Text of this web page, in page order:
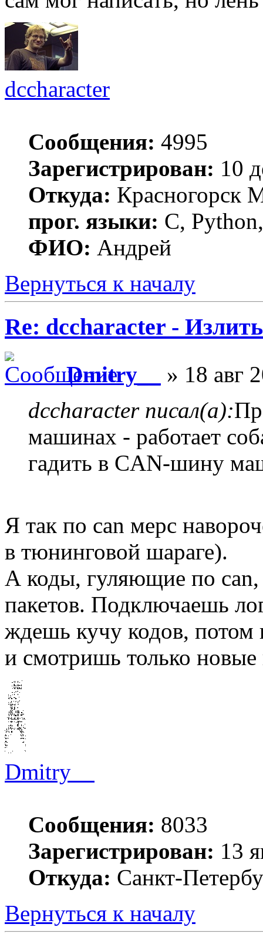
dccharacter
Сообщения: 4995
Зарегистрирован: 10
Откуда: Красногорск
прог. языки: C,
ФИО: Андрей
Вернуться к началу
Re: dccharacter -
Dmitry__
» 18 авг
dccharacter писал(а):
машинах - работает
гадить в CAN-шину
Я так по can мерс
в тюнинговой шараге).
А коды, гуляющие по can,
пакетов. Подключаешь
ждешь кучу кодов,
и смотришь только
Dmitry__
Сообщения: 8033
Зарегистрирован: 13
Откуда: Санкт-
Вернуться к началу